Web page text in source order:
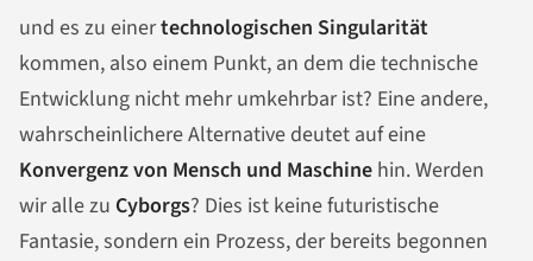
und es zu einertechnologischen Singularität
kommen, also einem Punkt, an dem die technische
Entwicklung nicht mehr umkehrbar ist? Eine andere,
wahrscheinlichere Alternative deutet auf eine
Konvergenz von Mensch und Maschine hin. Werden
wir alle zu Cyborgs? Dies ist keine futuristische
Fantasie, sondern ein Prozess, der bereits begonnen